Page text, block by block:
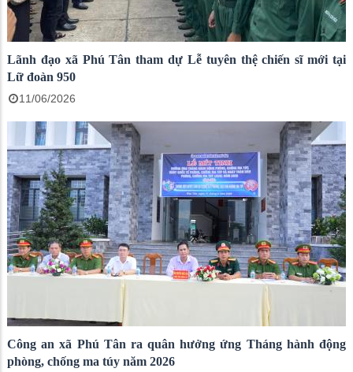
Lãnh đạo xã Phú Tân tham dự Lễ tuyên thệ chiến sĩ mới tại
Lữ đoàn 950
11/06/2026
Công an xã Phú Tân ra quân hưởng ứng Tháng hành động
phòng, chống ma túy năm 2026